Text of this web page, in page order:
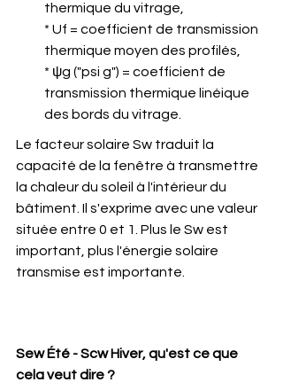
thermique du vitrage,
* Uf = coefficient de transmission
thermique moyen des profilés,
* ψg ("psi g") = coefficient de
transmission thermique linéique
des bords du vitrage.
Le facteur solaire Sw traduit la
capacité de la fenêtre à transmettre
la chaleur du soleil à l'intérieur du
bâtiment. Il s'exprime avec une valeur
située entre 0 et 1. Plus le Sw est
important, plus l'énergie solaire
transmise est importante.
Sew Été - Scw Hiver, qu'est ce que
cela veut dire ?